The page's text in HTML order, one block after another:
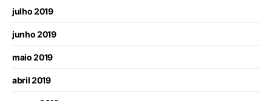
julho 2019
junho 2019
maio 2019
abril 2019